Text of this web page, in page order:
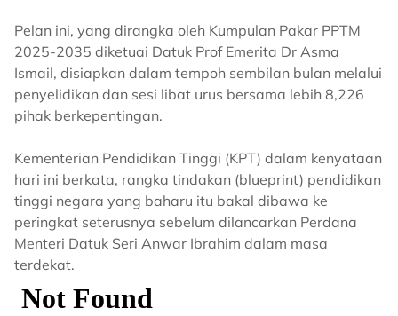
Pelan ini, yang dirangka oleh Kumpulan Pakar PPTM
2025-2035 diketuai Datuk Prof Emerita Dr Asma
Ismail, disiapkan dalam tempoh sembilan bulan melalui
penyelidikan dan sesi libat urus bersama lebih 8,226
pihak berkepentingan.
Kementerian Pendidikan Tinggi (KPT) dalam kenyataan
hari ini berkata, rangka tindakan (blueprint) pendidikan
tinggi negara yang baharu itu bakal dibawa ke
peringkat seterusnya sebelum dilancarkan Perdana
Menteri Datuk Seri Anwar Ibrahim dalam masa
terdekat.